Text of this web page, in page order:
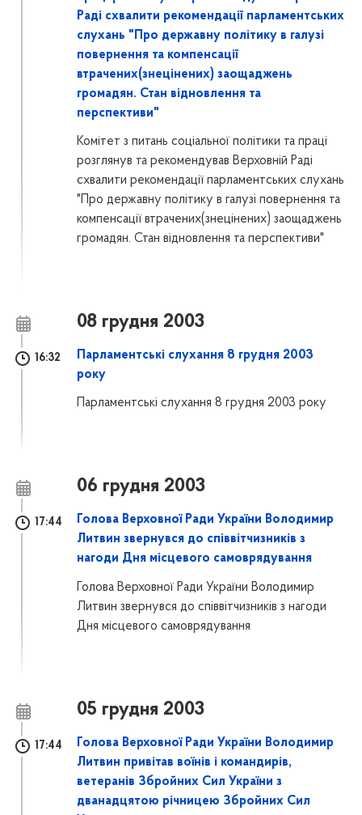
Раді схвалити рекомендації парламентських
слухань "Про державну політику в галузі
повернення та компенсації
втрачених(знецінених) заощаджень
громадян. Стан відновлення та
перспективи"
Комітет з питань соціальної політики та праці
розглянув та рекомендував Верховній Раді
схвалити рекомендації парламентських слухань
"Про державну політику в галузі повернення та
компенсації втрачених(знецінених) заощаджень
громадян. Стан відновлення та перспективи"
08 грудня 2003
16:32
Парламентські слухання 8 грудня 2003
року
Парламентські слухання 8 грудня 2003 року
06 грудня 2003
17:44
Голова Верховної Ради України Володимир
Литвин звернувся до співвітчизників з
нагоди Дня місцевого самоврядування
Голова Верховної Ради України Володимир
Литвин звернувся до співвітчизників з нагоди
Дня місцевого самоврядування
05 грудня 2003
17:44
Голова Верховної Ради України Володимир
Литвин привітав воїнів і командирів,
ветеранів Збройних Сил України з
дванадцятою річницею Збройних Сил